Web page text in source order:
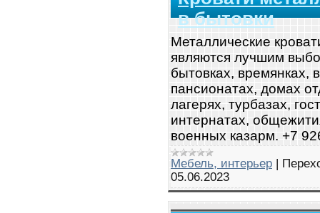
в бытовки
Металлические
являются лучшим
бытовках, времянках,
пансионатах, домах
лагерях, турбазах,
интернатах,
военных казарм. +7
Мебель, интерьер |
05.06.2023